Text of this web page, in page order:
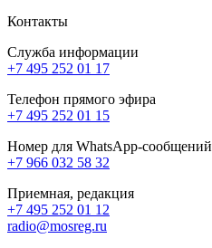
Контакты
Служба информации
+7 495 252 01 17
Телефон прямого эфира
+7 495 252 01 15
Номер для WhatsApp-сообщений
+7 966 032 58 32
Приемная, редакция
+7 495 252 01 12
radio@mosreg.ru